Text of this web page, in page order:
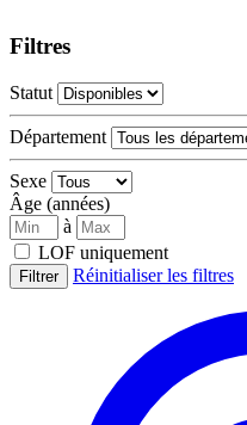
Filtres
Statut
Département
Sexe
Âge (années)
à
LOF uniquement
Filtrer Réinitialiser les filtres